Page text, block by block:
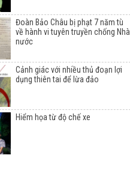
Đoàn Bảo Châu bị phạt 7 năm tù
về hành vi tuyên truyền chống Nhà
nước
Cảnh giác với nhiều thủ đoạn lợi
dụng thiên tai để lừa đảo
Hiểm họa từ độ chế xe